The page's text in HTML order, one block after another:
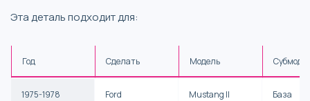
Эта деталь подходит для:
Год Сделать Модель
1975-1978 Ford Mustang II База